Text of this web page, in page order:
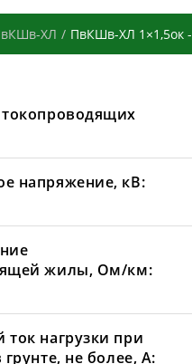
ХЛ / ПвКШв-ХЛ 1×1,5ок -
напряжение, кВ:
жилы, Ом/км:
нагрузки при
не более, А: